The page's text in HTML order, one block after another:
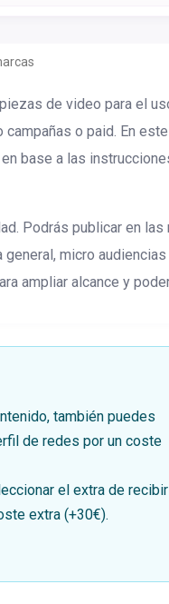
de video para el
o paid. En
base a las
Podrás publicar en las
micro audiencias
ampliar alcance y
también puedes
de redes por un coste
el extra de recibir
extra (+30€).